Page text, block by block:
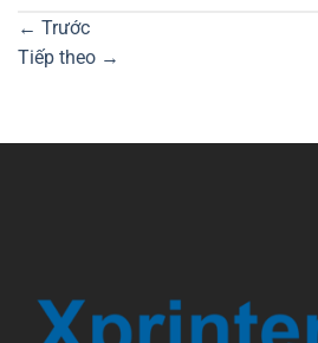
← Trước
Tiếp theo →